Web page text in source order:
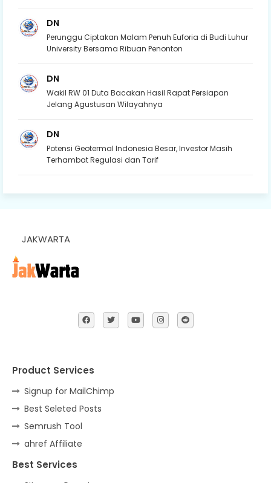
DN
Perunggu Ciptakan Malam Penuh Euforia di Budi Luhur
University Bersama Ribuan Penonton
DN
Wakil RW 01 Duta Bacakan Hasil Rapat Persiapan
Jelang Agustusan Wilayahnya
DN
Potensi Geotermal Indonesia Besar, Investor Masih
Terhambat Regulasi dan Tarif
JAKWARTA
Product Services
Signup for MailChimp
Best Seleted Posts
Semrush Tool
ahref Affiliate
Best Services